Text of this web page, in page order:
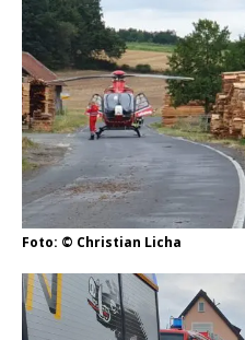
Foto: © Christian Licha